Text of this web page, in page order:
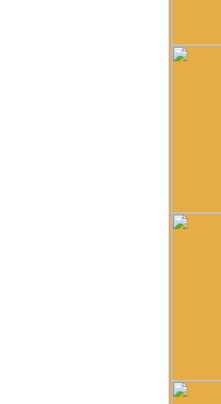
Võ
lại phát
kết
có cây